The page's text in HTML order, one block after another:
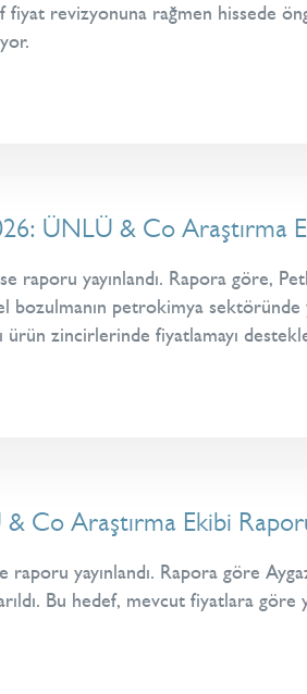
revizyonuna rağmen hissede
ÜNLÜ & Co Araştırma
raporu yayınlandı. Rapora göre,
bozulmanın petrokimya
ürün zincirlerinde fiyatlamayı
Co Araştırma Ekibi
yayınlandı. Rapora göre
Bu hedef, mevcut fiyatlara